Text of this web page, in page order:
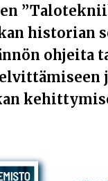
historian
ohjeita